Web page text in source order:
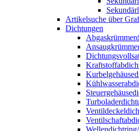
Artikelsuche über
Dichtungen